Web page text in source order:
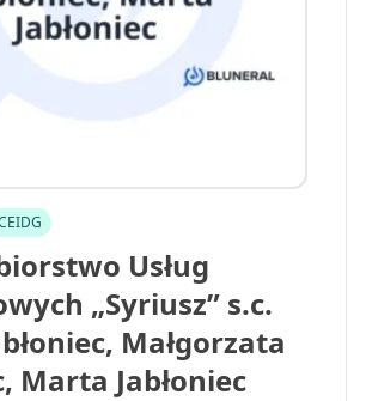
Usług
„Syriusz” s.c.
Małgorzata
Marta Jabłoniec